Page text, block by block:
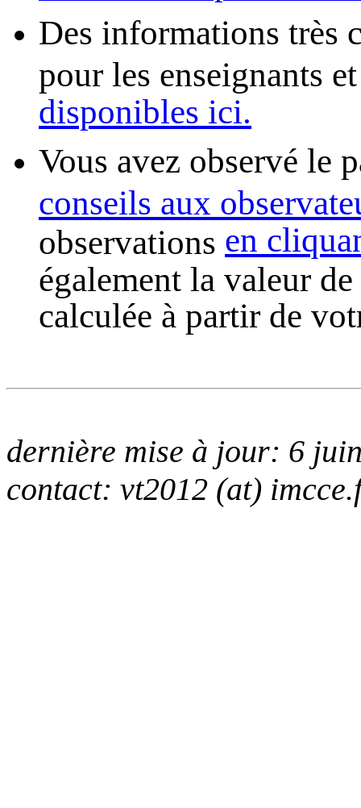
Des informations très
pour les enseignants
disponibles ici.
Vous avez observé le
conseils aux
observations en
également la valeur
calculée à partir de
dernière mise à jour: 6
contact: vt2012 (at)